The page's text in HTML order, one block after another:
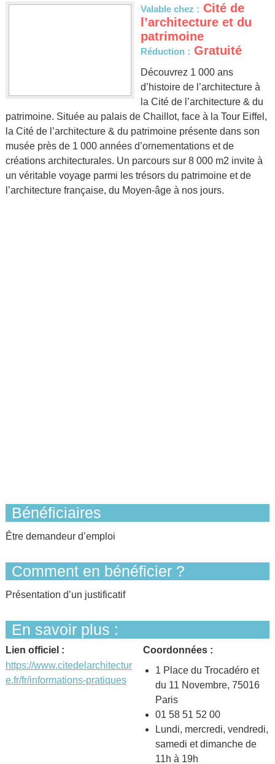
Valable chez : Cité de
l’architecture et du
patrimoine
Réduction : Gratuité
Découvrez 1 000 ans
d’histoire de l’architecture à
la Cité de l’architecture & du
patrimoine. Située au palais de Chaillot, face à la Tour Eiffel,
la Cité de l’architecture & du patrimoine présente dans son
musée près de 1 000 années d’ornementations et de
créations architecturales. Un parcours sur 8 000 m2 invite à
un véritable voyage parmi les trésors du patrimoine et de
l’architecture française, du Moyen-âge à nos jours.
Bénéficiaires
Être demandeur d’emploi
Comment en bénéficier ?
Présentation d’un justificatif
En savoir plus :
Lien officiel :
https://www.citedelarchitectur
e.fr/fr/informations-pratiques
Coordonnées :
1 Place du Trocadéro et
du 11 Novembre, 75016
Paris
01 58 51 52 00
Lundi, mercredi, vendredi,
samedi et dimanche de
11h à 19h